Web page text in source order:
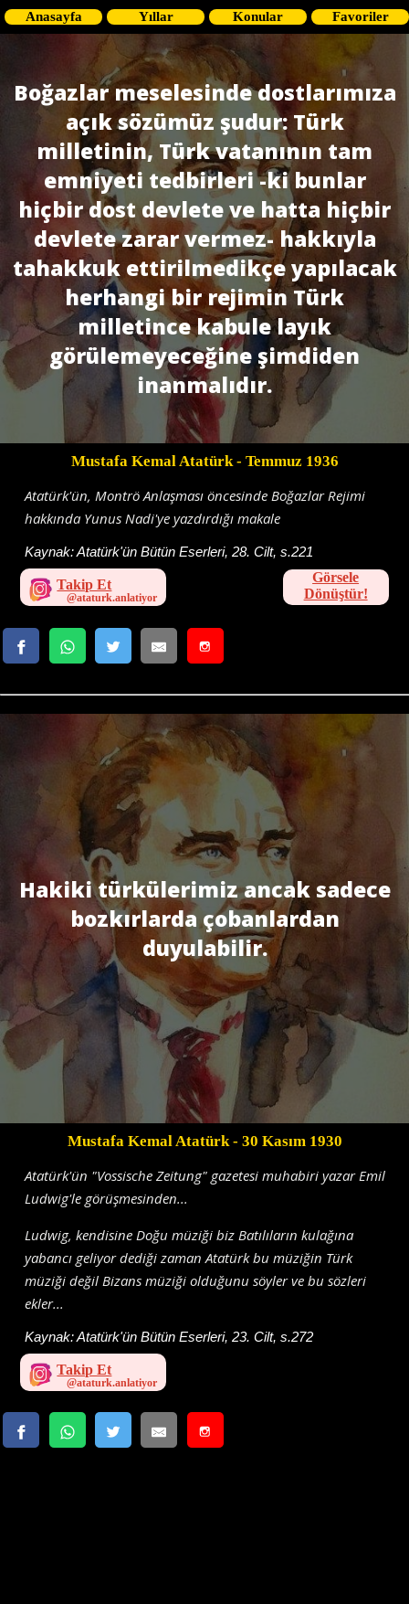
Anasayfa Yıllar Konular Favoriler
Boğazlar meselesinde dostlarımıza
açık sözümüz şudur: Türk
milletinin, Türk vatanının tam
emniyeti tedbirleri -ki bunlar
hiçbir dost devlete ve hatta hiçbir
devlete zarar vermez- hakkıyla
tahakkuk ettirilmedikçe yapılacak
herhangi bir rejimin Türk
milletince kabule layık
görülemeyeceğine şimdiden
inanmalıdır.
Mustafa Kemal Atatürk- Temmuz 1936
Atatürk'ün, Montrö Anlaşması öncesinde Boğazlar Rejimi
hakkında Yunus Nadi'ye yazdırdığı makale
Kaynak:Atatürk'ün Bütün Eserleri, 28. Cilt, s.221
Takip Et
Görsele
Dönüştür!
Hakiki türkülerimiz ancak sadece
bozkırlarda çobanlardan
duyulabilir.
Mustafa Kemal Atatürk- 30 Kasım 1930
Atatürk'ün "Vossische Zeitung" gazetesi muhabiri yazar Emil
Ludwig'le görüşmesinden...
Ludwig, kendisine Doğu müziği biz Batılıların kulağına
yabancı geliyor dediği zaman Atatürk bu müziğin Türk
müziği değil Bizans müziği olduğunu söyler ve bu sözleri
ekler...
Kaynak:Atatürk'ün Bütün Eserleri, 23. Cilt, s.272
Takip Et